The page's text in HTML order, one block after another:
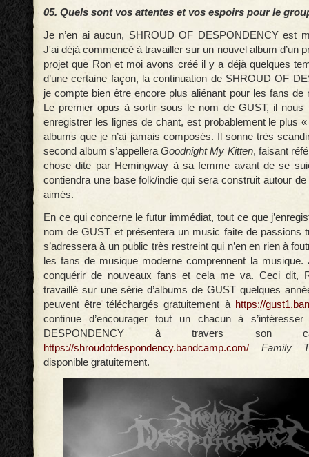
05. Quels sont vos attentes et vos espoirs pour le
Je n’en ai aucun, SHROUD OF DESPONDENCY est
J'ai déjà commencé à travailler sur un nouvel album d’un
projet que Ron et moi avons créé il y a déjà quelques
d’une certaine façon, la continuation de SHROUD OF
je compte bien être encore plus aliénant pour les fans de
Le premier opus à sortir sous le nom de GUST, il nous
enregistrer les lignes de chant, est probablement le plus
albums que je n’ai jamais composés. Il sonne très
second album s’appelleraGoodnight My Kitten, faisant
chose dite par Hemingway à sa femme avant de se
contiendra une base folk/indie qui sera construit autour
aimés.
En ce qui concerne le futur immédiat, tout ce que
nom de GUST et présentera un music faite de passions
s’adressera à un public très restreint qui n’en en rien à
les fans de musique moderne comprennent la
conquérir de nouveaux fans et cela me va. Ceci dit,
travaillé sur une série d’albums de GUST quelques
peuvent être téléchargés gratuitement à https://
continue d’encourager tout un chacun à
DESPONDENCY à travers son
https://shroudofdespondency.bandcamp.com/
Family
disponible gratuitement.